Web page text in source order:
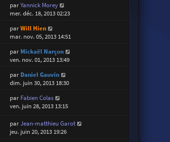
parYannick Morey
mer. déc. 18, 2013 02:23
parWill Hien
mar. nov. 05, 2013 14:51
par Mickaël Narçon
ven. nov. 01, 2013 13:49
par Daniel Gauvin
dim. juin 30, 2013 18:30
par Fabien Colas
ven. juin 28, 2013 13:15
parJean-matthieu Garot
jeu. juin 20, 2013 19:26